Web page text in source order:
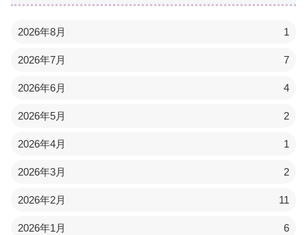
2026年8月 1
2026年7月 7
2026年6月 4
2026年5月 2
2026年4月 1
2026年3月 2
2026年2月 11
2026年1月 6